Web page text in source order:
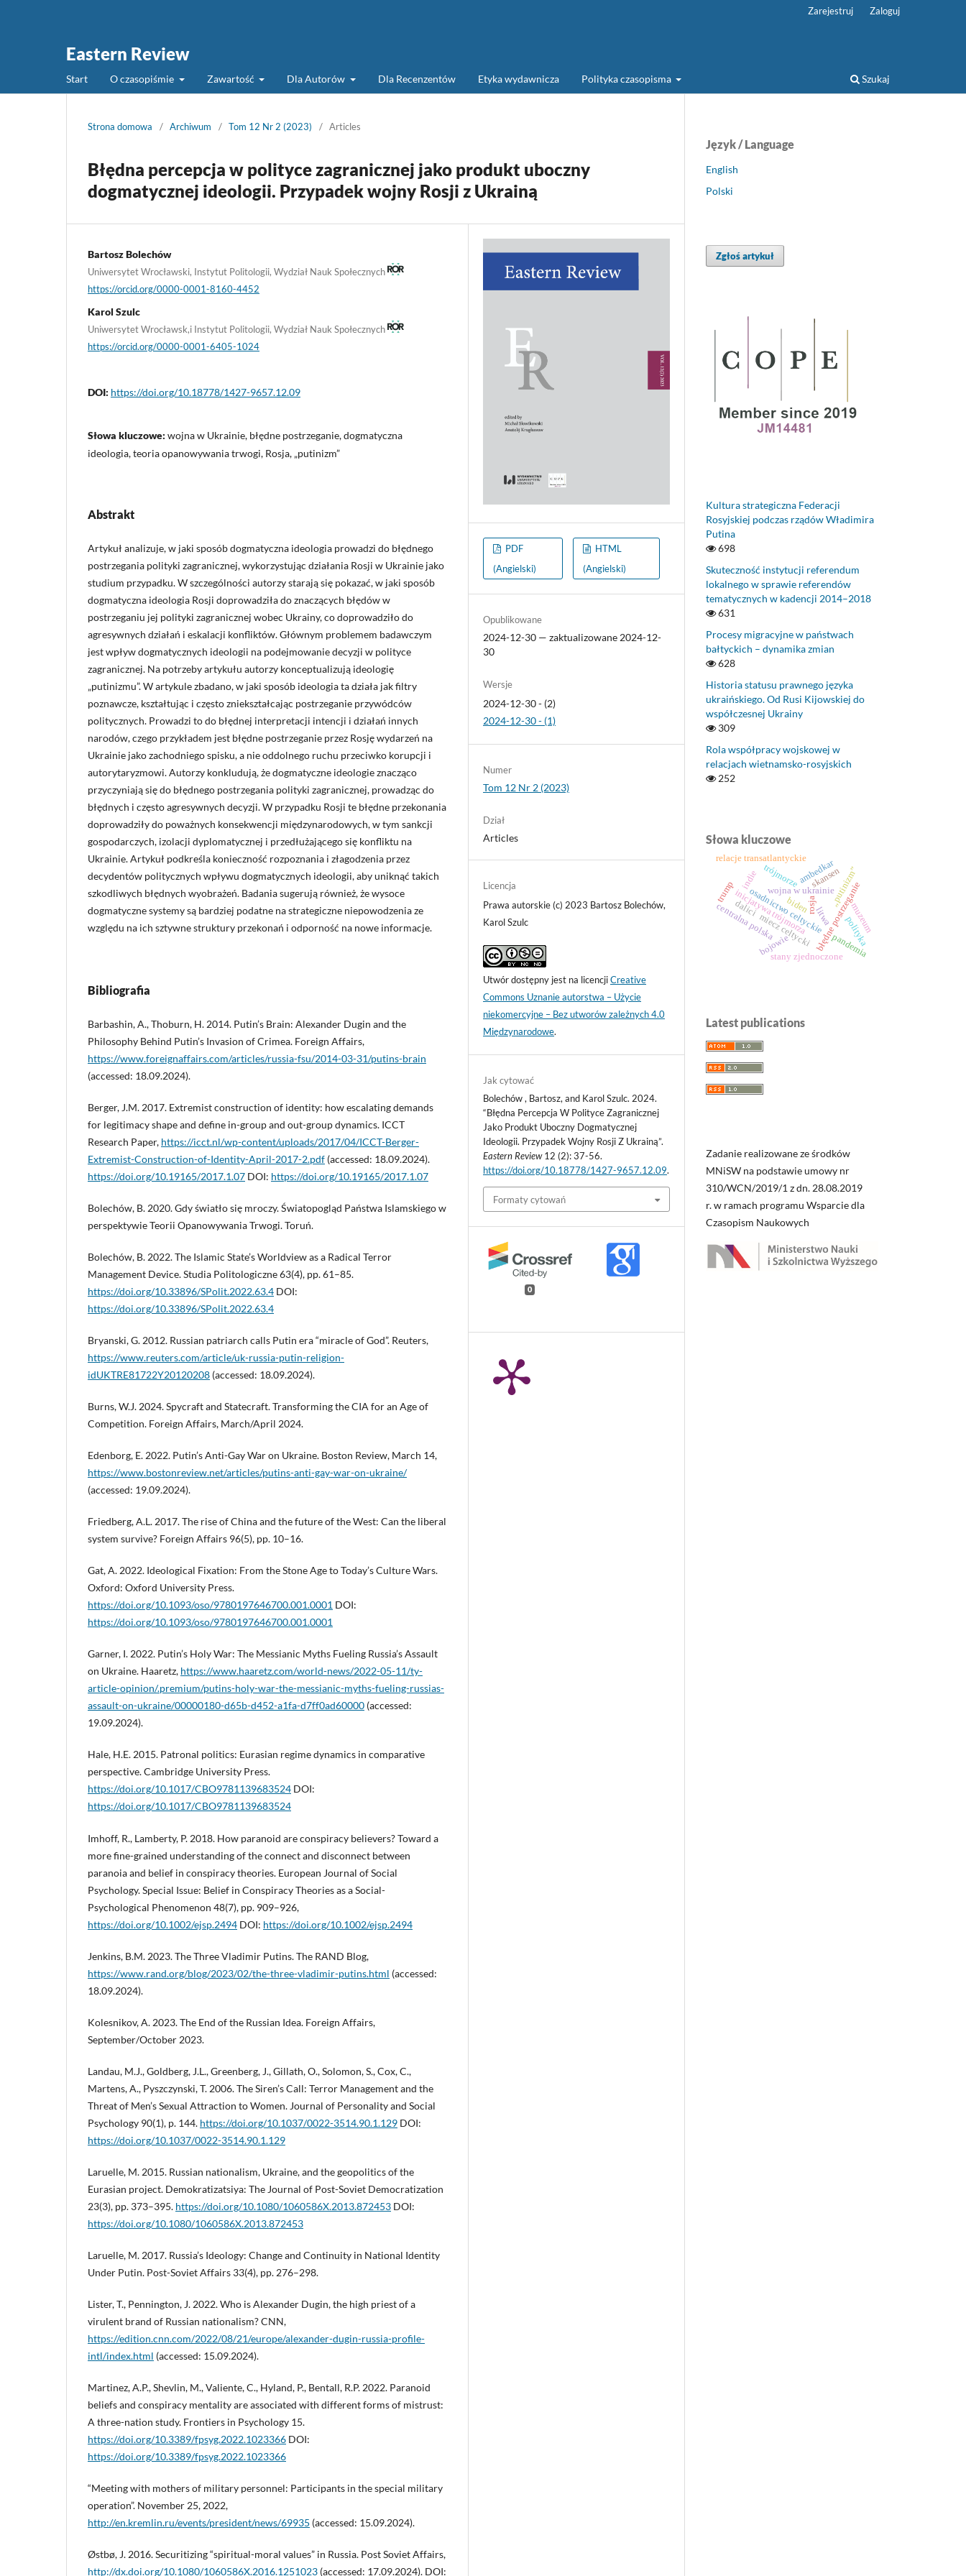
Eastern Review
Start O czasopiśmie Zawartość Dla Autorów Dla Recenzentów Etyka wydawnicza Polityka czasopisma Szukaj
Zarejestruj Zaloguj
Strona domowa / Archiwum / Tom 12 Nr 2 (2023) / Articles
Błędna percepcja w polityce zagranicznej jako produkt uboczny
dogmatycznej ideologii. Przypadek wojny Rosji z Ukrainą
Bartosz Bolechów
Uniwersytet Wrocławski, Instytut Politologii, Wydział Nauk Społecznych
https://orcid.org/0000-0001-8160-4452
Karol Szulc
Uniwersytet Wrocławsk,i Instytut Politologii, Wydział Nauk Społecznych
https://orcid.org/0000-0001-6405-1024
DOI: https://doi.org/10.18778/1427-9657.12.09
Słowa kluczowe: wojna w Ukrainie, błędne postrzeganie, dogmatyczna
ideologia, teoria opanowywania trwogi, Rosja, „putinizm”
Abstrakt
Artykuł analizuje, w jaki sposób dogmatyczna ideologia prowadzi do błędnego
postrzegania polityki zagranicznej, wykorzystując działania Rosji w Ukrainie jako
studium przypadku. W szczególności autorzy starają się pokazać, w jaki sposób
dogmatyczna ideologia Rosji doprowadziła do znaczących błędów w
postrzeganiu jej polityki zagranicznej wobec Ukrainy, co doprowadziło do
agresywnych działań i eskalacji konfliktów. Głównym problemem badawczym
jest wpływ dogmatycznych ideologii na podejmowanie decyzji w polityce
zagranicznej. Na potrzeby artykułu autorzy konceptualizują ideologię
„putinizmu”. W artykule zbadano, w jaki sposób ideologia ta działa jak filtry
poznawcze, kształtując i często zniekształcając postrzeganie przywódców
politycznych. Prowadzi to do błędnej interpretacji intencji i działań innych
narodów, czego przykładem jest błędne postrzeganie przez Rosję wydarzeń na
Ukrainie jako zachodniego spisku, a nie oddolnego ruchu przeciwko korupcji i
autorytaryzmowi. Autorzy konkludują, że dogmatyczne ideologie znacząco
przyczyniają się do błędnego postrzegania polityki zagranicznej, prowadząc do
błędnych i często agresywnych decyzji. W przypadku Rosji te błędne przekonania
doprowadziły do poważnych konsekwencji międzynarodowych, w tym sankcji
gospodarczych, izolacji dyplomatycznej i przedłużającego się konfliktu na
Ukrainie. Artykuł podkreśla konieczność rozpoznania i złagodzenia przez
decydentów politycznych wpływu dogmatycznych ideologii, aby uniknąć takich
szkodliwych błędnych wyobrażeń. Badania sugerują również, że wysoce
dogmatyczne systemy są bardziej podatne na strategiczne niepowodzenia ze
względu na ich sztywne struktury przekonań i odporność na nowe informacje.
Bibliografia
Barbashin, A., Thoburn, H. 2014. Putin’s Brain: Alexander Dugin and the
Philosophy Behind Putin’s Invasion of Crimea. Foreign Affairs,
https://www.foreignaffairs.com/articles/russia-fsu/2014-03-31/putins-brain
(accessed: 18.09.2024).
Berger, J.M. 2017. Extremist construction of identity: how escalating demands
for legitimacy shape and define in-group and out-group dynamics. ICCT
Research Paper, https://icct.nl/wp-content/uploads/2017/04/ICCT-Berger-
Extremist-Construction-of-Identity-April-2017-2.pdf (accessed: 18.09.2024).
https://doi.org/10.19165/2017.1.07 DOI: https://doi.org/10.19165/2017.1.07
Bolechów, B. 2020. Gdy światło się mroczy. Światopogląd Państwa Islamskiego w
perspektywie Teorii Opanowywania Trwogi. Toruń.
Bolechów, B. 2022. The Islamic State’s Worldview as a Radical Terror
Management Device. Studia Politologiczne 63(4), pp. 61–85.
https://doi.org/10.33896/SPolit.2022.63.4 DOI:
https://doi.org/10.33896/SPolit.2022.63.4
Bryanski, G. 2012. Russian patriarch calls Putin era “miracle of God”. Reuters,
https://www.reuters.com/article/uk-russia-putin-religion-
idUKTRE81722Y20120208 (accessed: 18.09.2024).
Burns, W.J. 2024. Spycraft and Statecraft. Transforming the CIA for an Age of
Competition. Foreign Affairs, March/April 2024.
Edenborg, E. 2022. Putin’s Anti-Gay War on Ukraine. Boston Review, March 14,
https://www.bostonreview.net/articles/putins-anti-gay-war-on-ukraine/
(accessed: 19.09.2024).
Friedberg, A.L. 2017. The rise of China and the future of the West: Can the liberal
system survive? Foreign Affairs 96(5), pp. 10–16.
Gat, A. 2022. Ideological Fixation: From the Stone Age to Today’s Culture Wars.
Oxford: Oxford University Press.
https://doi.org/10.1093/oso/9780197646700.001.0001 DOI:
https://doi.org/10.1093/oso/9780197646700.001.0001
Garner, I. 2022. Putin’s Holy War: The Messianic Myths Fueling Russia’s Assault
on Ukraine. Haaretz, https://www.haaretz.com/world-news/2022-05-11/ty-
article-opinion/.premium/putins-holy-war-the-messianic-myths-fueling-russias-
assault-on-ukraine/00000180-d65b-d452-a1fa-d7ff0ad60000 (accessed:
19.09.2024).
Hale, H.E. 2015. Patronal politics: Eurasian regime dynamics in comparative
perspective. Cambridge University Press.
https://doi.org/10.1017/CBO9781139683524 DOI:
https://doi.org/10.1017/CBO9781139683524
Imhoff, R., Lamberty, P. 2018. How paranoid are conspiracy believers? Toward a
more fine-grained understanding of the connect and disconnect between
paranoia and belief in conspiracy theories. European Journal of Social
Psychology. Special Issue: Belief in Conspiracy Theories as a Social-
Psychological Phenomenon 48(7), pp. 909–926,
https://doi.org/10.1002/ejsp.2494 DOI: https://doi.org/10.1002/ejsp.2494
Jenkins, B.M. 2023. The Three Vladimir Putins. The RAND Blog,
https://www.rand.org/blog/2023/02/the-three-vladimir-putins.html (accessed:
18.09.2024).
Kolesnikov, A. 2023. The End of the Russian Idea. Foreign Affairs,
September/October 2023.
Landau, M.J., Goldberg, J.L., Greenberg, J., Gillath, O., Solomon, S., Cox, C.,
Martens, A., Pyszczynski, T. 2006. The Siren’s Call: Terror Management and the
Threat of Men’s Sexual Attraction to Women. Journal of Personality and Social
Psychology 90(1), p. 144. https://doi.org/10.1037/0022-3514.90.1.129 DOI:
https://doi.org/10.1037/0022-3514.90.1.129
Laruelle, M. 2015. Russian nationalism, Ukraine, and the geopolitics of the
Eurasian project. Demokratizatsiya: The Journal of Post-Soviet Democratization
23(3), pp. 373–395. https://doi.org/10.1080/1060586X.2013.872453 DOI:
https://doi.org/10.1080/1060586X.2013.872453
Laruelle, M. 2017. Russia’s Ideology: Change and Continuity in National Identity
Under Putin. Post-Soviet Affairs 33(4), pp. 276–298.
Lister, T., Pennington, J. 2022. Who is Alexander Dugin, the high priest of a
virulent brand of Russian nationalism? CNN,
https://edition.cnn.com/2022/08/21/europe/alexander-dugin-russia-profile-
intl/index.html (accessed: 15.09.2024).
Martinez, A.P., Shevlin, M., Valiente, C., Hyland, P., Bentall, R.P. 2022. Paranoid
beliefs and conspiracy mentality are associated with different forms of mistrust:
A three-nation study. Frontiers in Psychology 15.
https://doi.org/10.3389/fpsyg.2022.1023366 DOI:
https://doi.org/10.3389/fpsyg.2022.1023366
“Meeting with mothers of military personnel: Participants in the special military
operation”. November 25, 2022,
http://en.kremlin.ru/events/president/news/69935 (accessed: 15.09.2024).
Østbø, J. 2016. Securitizing “spiritual-moral values” in Russia. Post Soviet Affairs,
http://dx.doi.org/10.1080/1060586X.2016.1251023 (accessed: 17.09.2024). DOI:
PDF
(Angielski)
HTML
(Angielski)
Opublikowane
2024-12-30 — zaktualizowane 2024-12-
30
Wersje
2024-12-30 - (2)
2024-12-30 - (1)
Numer
Tom 12 Nr 2 (2023)
Dział
Articles
Licencja
Prawa autorskie (c) 2023 Bartosz Bolechów,
Karol Szulc
Utwór dostępny jest na licencjiCreative
Commons Uznanie autorstwa – Użycie
niekomercyjne – Bez utworów zależnych 4.0
Międzynarodowe.
Jak cytować
Bolechów , Bartosz, and Karol Szulc. 2024.
“Błędna Percepcja W Polityce Zagranicznej
Jako Produkt Uboczny Dogmatycznej
Ideologii. Przypadek Wojny Rosji Z Ukrainą”.
Eastern Review12 (2): 37-56.
https://doi.org/10.18778/1427-9657.12.09.
Formaty cytowań
0
Język / Language
English
Polski
Zgłoś artykuł
Kultura strategiczna Federacji
Rosyjskiej podczas rządów Władimira
Putina
698
Skuteczność instytucji referendum
lokalnego w sprawie referendów
tematycznych w kadencji 2014–2018
631
Procesy migracyjne w państwach
bałtyckich – dynamika zmian
628
Historia statusu prawnego języka
ukraińskiego. Od Rusi Kijowskiej do
współczesnej Ukrainy
309
Rola współpracy wojskowej w
relacjach wietnamsko-rosyjskich
252
Słowa kluczowe
miecz celtycki
osadnictwo celtyckie
bojowie
centralna polska
wojna w ukrainiebłędne postrzeganie
rosja „putinizm”
trójmorze
inicjatywa trójmorza
stany zjednoczone
trump
biden
relacje transatlantyckie
muzeum
skansen
pandemia
indie
polityka
ambedkar
dalici litwa
Latest publications
Zadanie realizowane ze środków
MNiSW na podstawie umowy nr
310/WCN/2019/1 z dn. 28.08.2019
r. w ramach programu Wsparcie dla
Czasopism Naukowych